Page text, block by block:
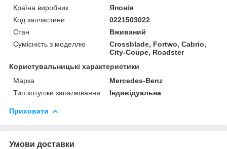
Країна виробник
Японія
Код запчастини
0221503022
Стан
Вживаний
Сумісність з моделлю
Crossblade, Fortwo, Cabrio,
City-Coupe, Roadster
Користувальницькі характеристики
Марка
Mercedes-Benz
Тип котушки запалювання
Індивідуальна
Приховати
Умови доставки